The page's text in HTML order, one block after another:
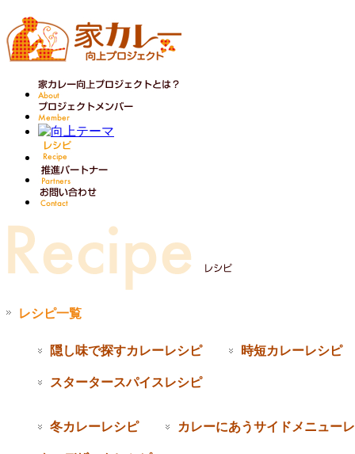
レシピ一覧
隠し味で探すカレーレシピ 時短カレーレシピ
スタータースパイスレシピ
冬カレーレシピ カレーにあうサイドメニュー